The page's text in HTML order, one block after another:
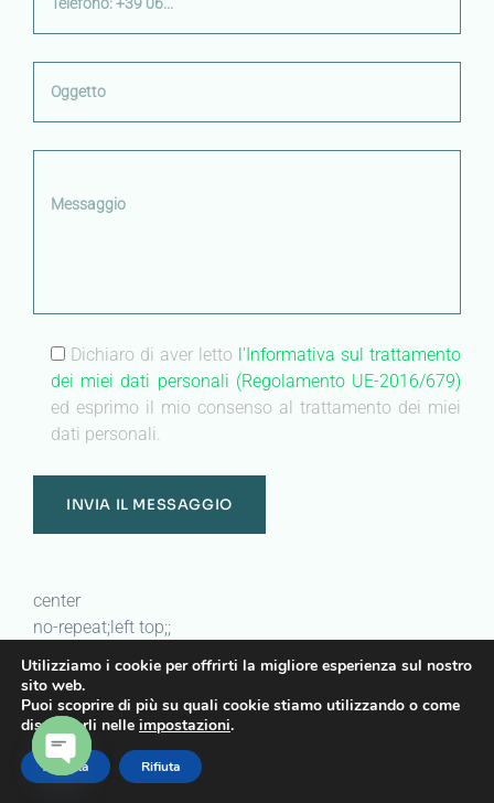
Dichiaro di aver letto l'Informativa sul trattamento
dei miei dati personali (Regolamento UE-2016/679)
ed esprimo il mio consenso al trattamento dei miei
dati personali.
center
no-repeat;left top;;
Heading
Sanatrix a casa
Utilizziamo i cookie per offrirti la migliore esperienza sul nostro
sito web.
Puoi scoprire di più su quali cookie stiamo utilizzando o come
disattivarli nelle impostazioni.
Accetta Rifiuta
OPEN